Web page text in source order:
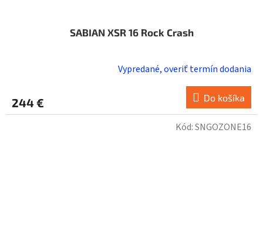
SABIAN XSR 16 Rock Crash
Vypredané, overiť termín dodania
244 € Do košíka
Kód:SNGOZONE16